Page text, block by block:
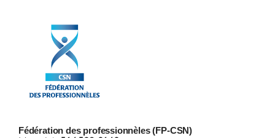
Fédération des professionnèles (FP-CSN)